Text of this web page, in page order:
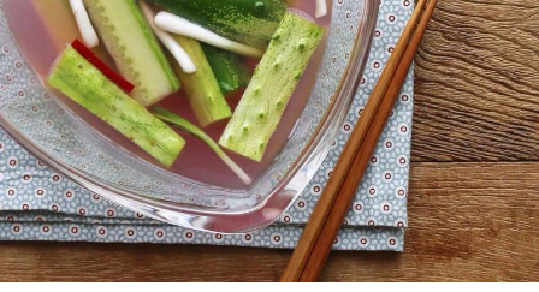
기획전
브랜드
푸드
키친
리빙
가전